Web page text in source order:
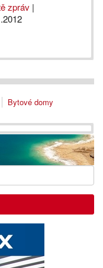
zpráv |
Bytové domy